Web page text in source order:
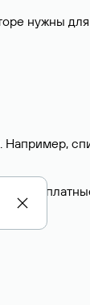
нужны
Например,
на